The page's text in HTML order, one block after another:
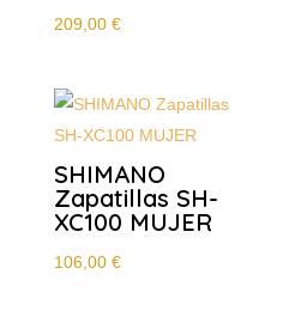
209,00 €
SHIMANO
Zapatillas SH-
XC100 MUJER
106,00 €